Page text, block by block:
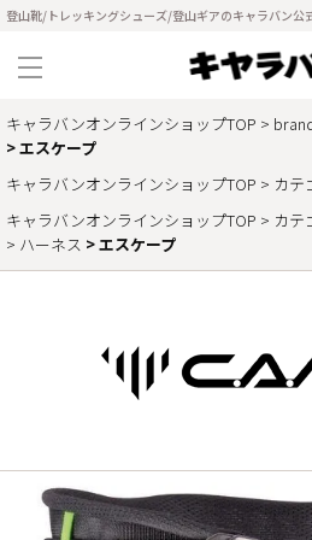
登山靴/トレッキングシューズ/登山ギアのキャラバン公
キャラバンオンラインショップTOP
エスケープ
キャラバンオンラインショップTOP
カテ
キャラバンオンラインショップTOP
カテ
ハーネス
エスケープ